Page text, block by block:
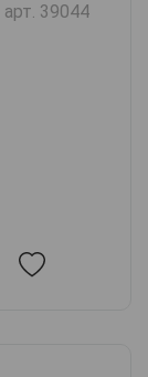
арт. 39044